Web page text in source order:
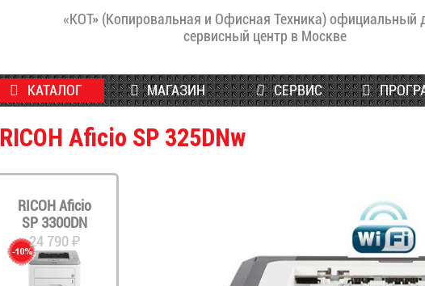
«КОТ» (Копировальная и Офисная Техника) официальный
сервисный центр в Москве
КАТАЛОГ МАГАЗИН СЕРВИС
RICOH Aficio SP 325DNw
RICOH Aficio
SP 3300DN
24 790 ₽